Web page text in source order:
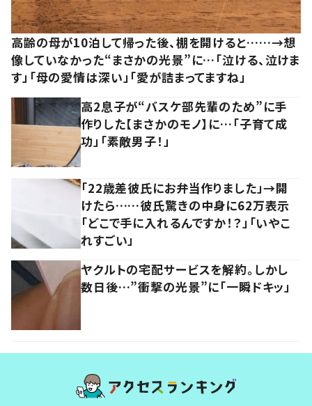
高齢の母が10泊して帰った後、棚を開けると……→想
像していなかった“まさかの光景”に…「泣ける、泣けま
す」「母の愛情は深い」「愛が詰まってますね」
高2息子が“バスケ部先輩のため”に手
作りした【まさかのモノ】に…「子育て成
功」「素敵男子！」
「22歳差彼氏にお弁当作りました」→開
けたら……彼氏驚きの中身に62万表示
「どこで手に入れるんですか！？」「いやこ
れすごい」
ヤクルトの宅配サービスを解約。しかし
数日後…”衝撃の光景”に「一瞬ドキッ」